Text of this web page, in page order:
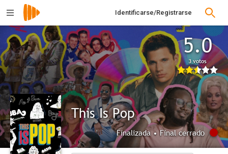
Identificarse/Registrarse
5.0
3 votos
This Is Pop
Finalizada • Final cerrado